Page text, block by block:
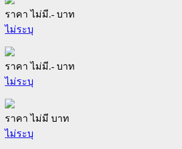
ราคา ไม่มี.- บาท
ไม่ระบุ
ราคา ไม่มี.- บาท
ไม่ระบุ
ราคา ไม่มี บาท
ไม่ระบุ